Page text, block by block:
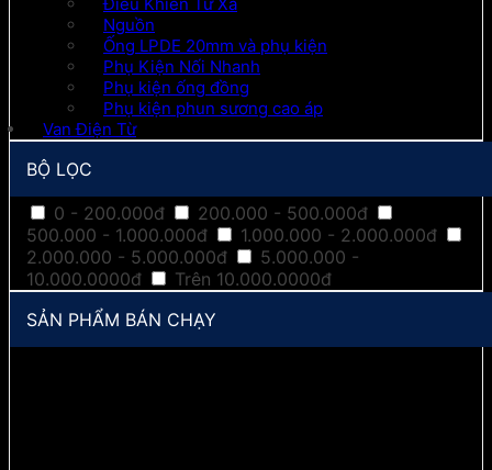
Nguồn
Ống LPDE 20mm và phụ kiện
Phụ Kiện Nối Nhanh
Phụ kiện ống đồng
Phụ kiện phun sương cao áp
Van Điện Từ
BỘ LỌC
0 - 200.000đ
200.000 - 500.000đ
500.000 - 1.000.000đ
1.000.000 - 2.000.000đ
2.000.000 - 5.000.000đ
5.000.000 -
10.000.0000đ
Trên 10.000.0000đ
SẢN PHẨM BÁN CHẠY